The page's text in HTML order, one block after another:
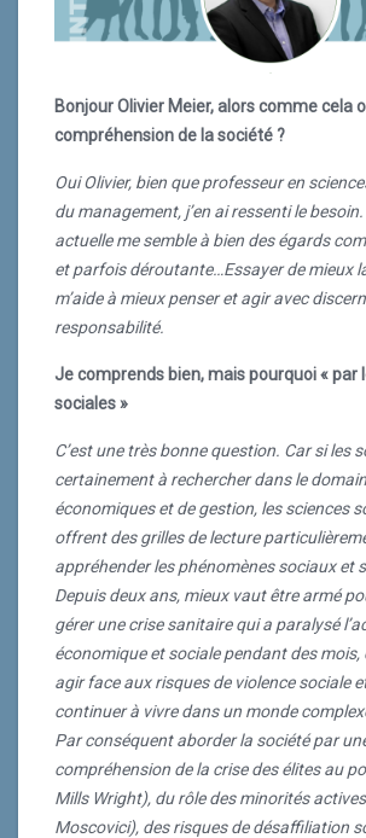
Lire la suite
comprendre m’aide à mieux penser et
discernement et responsabilité.
Je comprends bien, mais pourquoi «
sociales »
C’est une très bonne question. Car si
certainement à rechercher dans le
sciences économiques et de gestion, les
sociales nous offrent des grilles de lecture
particulièrement utiles pour appréhender
phénomènes sociaux et sociétaux…
sanitaire qui a paralysé l’activité
pendant des mois, comprendre et agir
un monde complexe et incertain…. Par
aborder la société par une meilleure
la crise des élites au pouvoir (Charles
rôle des minorités actives (Serge
risques de désaffiliation sociale (Robert
délitement des liens sociaux (Serge
déviance (Howard Becker), de la figure
émissaire (Rémi Casanova) de
l’identité sociale (Henri Tajfel) ou
(Renaud Sainsaulieu) avec les
peut générer chez tout décideur en
cognitifs (Daniel Kahneman) et de
Festinger)…
Projets Rémunération et Avantages
Disneyland Paris. Cela concerne
personnes, 121 nationalités, 500
spectacle, et une diversité d’âge
30 ans d’existence Disneyland
avoir la troisième génération de ses
avec des attentes aussi
parcours, de l’autodidacte au
Lire la suite
Bonjour Olivier Meier, alors comme cela
compréhension de la société ?
Oui Olivier, bien que professeur en
du management, j’en ai ressenti le
actuelle me semble à bien des égards
et parfois déroutante…Essayer de mieux
m’aide à mieux penser et agir avec
responsabilité.
Je comprends bien, mais pourquoi « par
sociales »
C’est une très bonne question. Car si les
certainement à rechercher dans le
économiques et de gestion, les sciences
offrent des grilles de lecture
appréhender les phénomènes sociaux et
Depuis deux ans, mieux vaut être armé
gérer une crise sanitaire qui a paralysé
économique et sociale pendant des
agir face aux risques de violence sociale
continuer à vivre dans un monde
Par conséquent aborder la société par
compréhension de la crise des élites au
Mills Wright), du rôle des minorités
Moscovici), des risques de désaffiliation